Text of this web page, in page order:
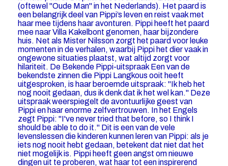
(oftewel "Oude Man" in het Nederlands). Het paard is
een belangrijk deel van Pippi’s leven en reist vaak met
haar mee tijdens haar avonturen. Pippi heeft het paard
mee naar Villa Kakelbont genomen, haar bijzondere
huis. Net als Mister Nilsson zorgt het paard voor leuke
momenten in de verhalen, waarbij Pippi het dier vaak in
ongewone situaties plaatst, wat altijd zorgt voor
hilariteit. De Bekende Pippi-uitspraak Een van de
bekendste zinnen die Pippi Langkous ooit heeft
uitgesproken, is haar beroemde uitspraak: "Ik heb het
nog nooit gedaan, dus ik denk dat ik het wel kan." Deze
uitspraak weerspiegelt de avontuurlijke geest van
Pippi en haar enorme zelfvertrouwen. In het Engels
zegt Pippi: "I've never tried that before, so I think I
should be able to do it." Dit is een van de vele
levenslessen die kinderen kunnen leren van Pippi: als je
iets nog nooit hebt gedaan, betekent dat niet dat het
niet mogelijk is. Pippi heeft geen angst om nieuwe
dingen uit te proberen, wat haar tot een inspirerend